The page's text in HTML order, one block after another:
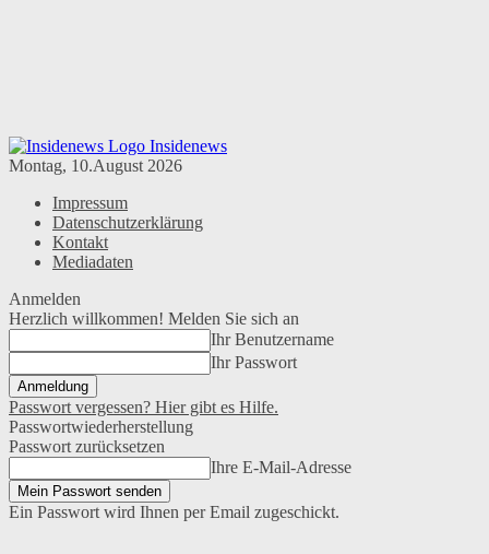
Insidenews
Montag, 10.August 2026
Impressum
Datenschutzerklärung
Kontakt
Mediadaten
Anmelden
Herzlich willkommen! Melden Sie sich an
Ihr Benutzername
Ihr Passwort
Passwort vergessen? Hier gibt es Hilfe.
Passwortwiederherstellung
Passwort zurücksetzen
Ihre E-Mail-Adresse
Ein Passwort wird Ihnen per Email zugeschickt.